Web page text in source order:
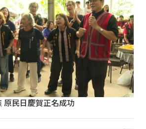
原民日慶賀正名成功